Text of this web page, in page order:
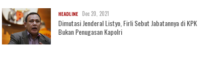
HEADLINE Dec 20, 2021
Dimutasi Jenderal Listyo, Firli Sebut Jabatannya di KPK
Bukan Penugasan Kapolri